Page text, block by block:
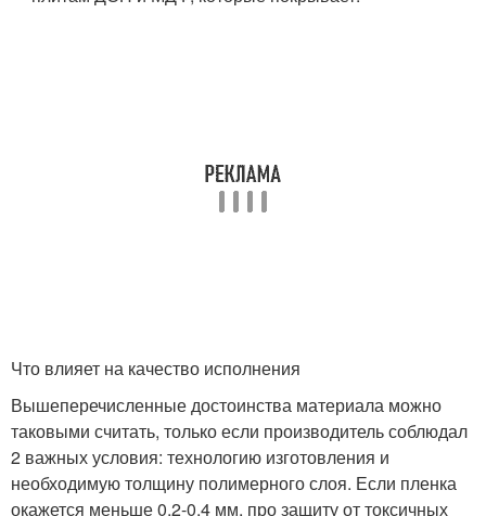
Что влияет на качество исполнения
Вышеперечисленные достоинства материала можно
таковыми считать, только если производитель соблюдал
2 важных условия: технологию изготовления и
необходимую толщину полимерного слоя. Если пленка
окажется меньше 0,2-0,4 мм, про защиту от токсичных